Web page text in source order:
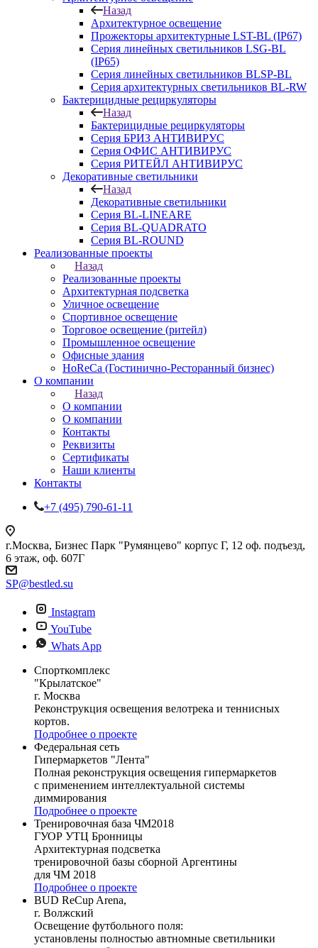
Назад
Архитектурное освещение
Прожекторы архитектурные LST-BL (IP67)
Серия линейных светильников LSG-BL
(IP65)
Серия линейных светильников BLSP-BL
Серия архитектурных светильников BL-RW
Бактерицидные рециркуляторы
Назад
Бактерицидные рециркуляторы
Серия БРИЗ АНТИВИРУС
Серия ОФИС АНТИВИРУС
Серия РИТЕЙЛ АНТИВИРУС
Декоративные светильники
Назад
Декоративные светильники
Серия BL-LINEARE
Серия BL-QUADRATO
Серия BL-ROUND
Реализованные проекты
Назад
Реализованные проекты
Архитектурная подсветка
Уличное освещение
Спортивное освещение
Торговое освещение (ритейл)
Промышленное освещение
Офисные здания
HoReCa (Гостинично-Ресторанный бизнес)
О компании
Назад
О компании
О компании
Контакты
Реквизиты
Сертификаты
Наши клиенты
Контакты
+7 (495) 790-61-11
г.Москва, Бизнес Парк "Румянцево" корпус Г, 12 оф. подъезд,
6 этаж, оф. 607Г
SP@bestled.su
Instagram
YouTube
Whats App
Спорткомплекс
"Крылатское"
г. Москва
Реконструкция освещения велотрека и теннисных
кортов.
Подробнее о проекте
Федеральная сеть
Гипермаркетов "Лента"
Полная реконструкция освещения гипермаркетов
с применением интеллектуальной системы
диммирования
Подробнее о проекте
Тренировочная база ЧМ2018
ГУОР УТЦ Бронницы
Архитектурная подсветка
тренировочной базы сборной Аргентины
для ЧМ 2018
Подробнее о проекте
BUD ReCup Arena,
г. Волжский
Освещение футбольного поля:
установлены полностью автномные светильники